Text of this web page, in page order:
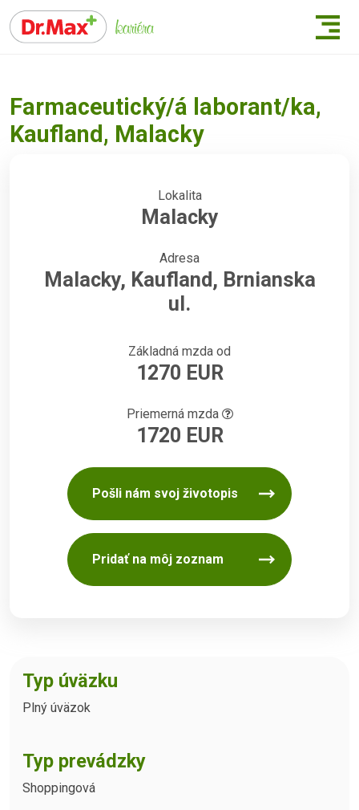
Farmaceutický/á laborant/ka,
Kaufland, Malacky
Lokalita
Malacky
Adresa
Malacky, Kaufland, Brnianska
ul.
Základná mzda od
1270 EUR
Priemerná mzda
1720 EUR
Pošli nám svoj životopis
Pridať na môj zoznam
Typ úväzku
Plný úväzok
Typ prevádzky
Shoppingová